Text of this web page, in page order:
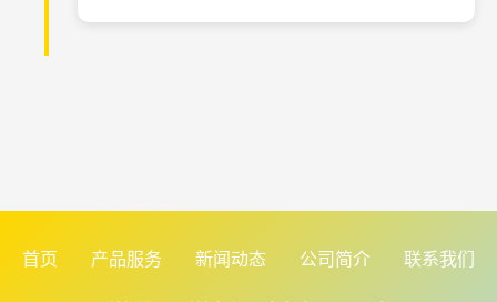
首页 产品服务 新闻动态 公司简介 联系我们